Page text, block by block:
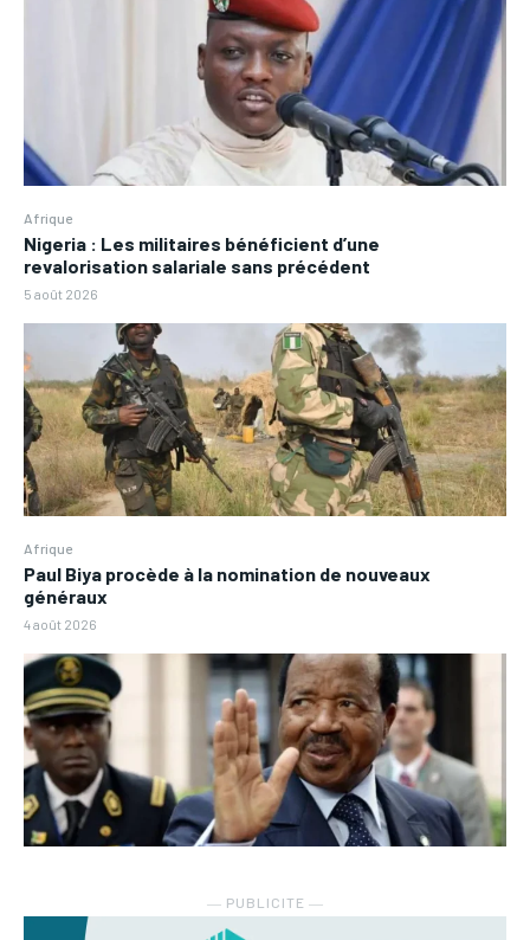
Afrique
Nigeria : Les militaires bénéficient d’une
revalorisation salariale sans précédent
5 août 2026
Afrique
Paul Biya procède à la nomination de nouveaux
généraux
4 août 2026
― PUBLICITE ―